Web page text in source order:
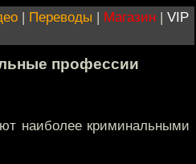
| Переводы | Магазин | VIP
профессии
наиболее криминальными